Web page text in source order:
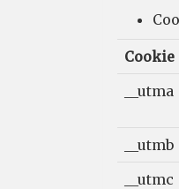
Cookie
__utma
__utmb
__utmc